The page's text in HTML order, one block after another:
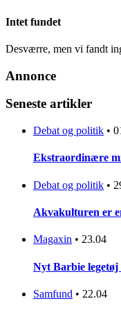
Intet fundet
Desværre, men vi fandt
Annonce
Seneste artikler
Debat og politik •
Ekstraordinære
Debat og politik •
Akvakulturen er
Magaxin • 23.04
Nyt Barbie legetøj
Samfund • 22.04